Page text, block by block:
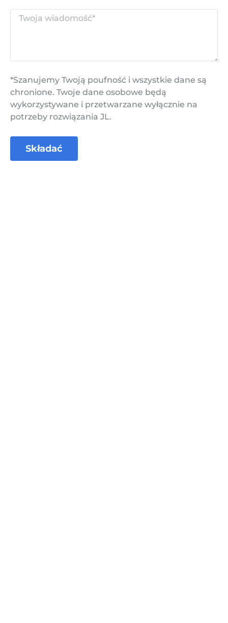
*Szanujemy Twoją poufność i wszystkie dane są
chronione. Twoje dane osobowe będą
wykorzystywane i przetwarzane wyłącznie na
potrzeby rozwiązania JL.
Składać